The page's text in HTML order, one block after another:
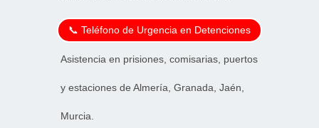
📞 Teléfono de Urgencia en Detenciones
Asistencia en prisiones, comisarias, puertos
y estaciones de Almería, Granada, Jaén,
Murcia.